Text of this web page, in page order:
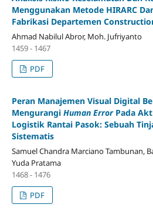
Menggunakan Metode HIRARC
Fabrikasi Departemen
Ahmad Nabilul Abror, Moh. Jufriyanto
1459 - 1467
PDF
Peran Manajemen Visual Digital
Mengurangi Human ErrorPada
Logistik Rantai Pasok: Sebuah
Sistematis
Samuel Chandra Marciano Tambunan,
Yuda Pratama
1468 - 1476
PDF